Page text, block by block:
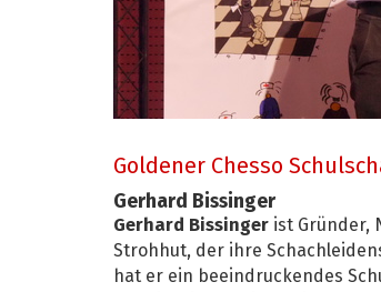
Goldener Chesso
Gerhard Bissinger
Gerhard Bissinger ist Gründer,
Strohhut, der ihre
hat er ein beeindruckendes